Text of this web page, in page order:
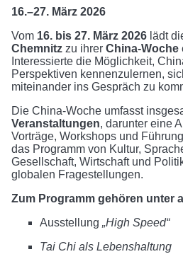
16.–27. März 2026
Vom 16. bis 27. März 2026 lädt
Chemnitz zu ihrer China-Woche
Interessierte die Möglichkeit,
Perspektiven kennenzulernen,
miteinander ins Gespräch zu
Die China-Woche umfasst
Veranstaltungen, darunter eine
Vorträge, Workshops und
das Programm von Kultur,
Gesellschaft, Wirtschaft und
globalen Fragestellungen.
Zum Programm gehören unter
Ausstellung „High Speed“
Tai Chi als Lebenshaltung